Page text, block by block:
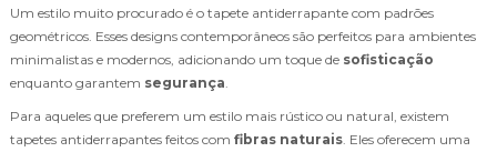
Um estilo muito procurado é o tapete antiderrapante com padrões
geométricos. Esses designs contemporâneos são perfeitos para ambientes
minimalistas e modernos, adicionando um toque de sofisticação
enquanto garantem segurança
Para aqueles que preferem um estilo mais rústico ou natural, existem
tapetes antiderrapantes feitos com fibras naturais . Eles oferecem uma